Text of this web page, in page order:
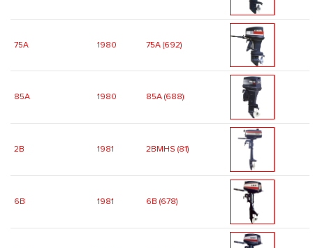
75A 1980 75A (692)
85A 1980 85A (688)
2B 1981 2BMHS (81)
6B 1981 6B (678)